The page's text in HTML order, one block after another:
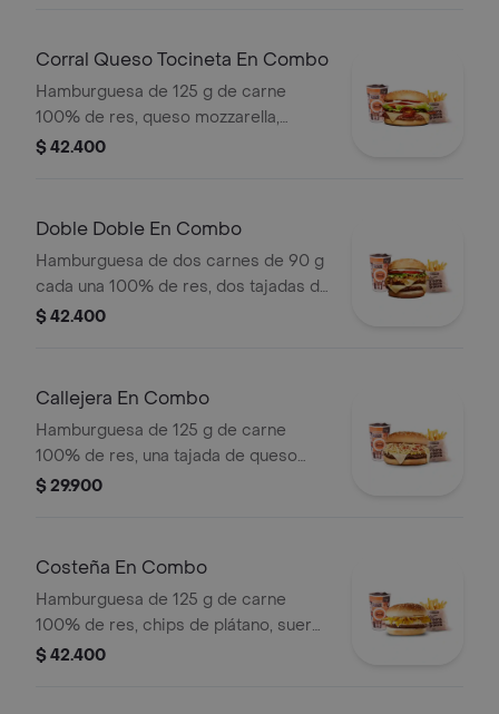
Corral Queso Tocineta En Combo
Hamburguesa de 125 g de carne
100% de res, queso mozzarella,
tocineta, tomate en rodajas, cebolla
bebida
$ 42.400
Doble Doble En Combo
Hamburguesa de dos carnes de 90 g
cada una 100% de res, dos tajadas de
queso tipo mozzarella, cebolla grillé,
cascos) + bebida PET
$ 42.400
Callejera En Combo
Hamburguesa de 125 g de carne
100% de res, una tajada de queso
tipo mozzarella, papas callejera, salsa
+ bebida PET
$ 29.900
Costeña En Combo
Hamburguesa de 125 g de carne
100% de res, chips de plátano, suero,
queso costeño rallado y salsa blanca
$ 42.400